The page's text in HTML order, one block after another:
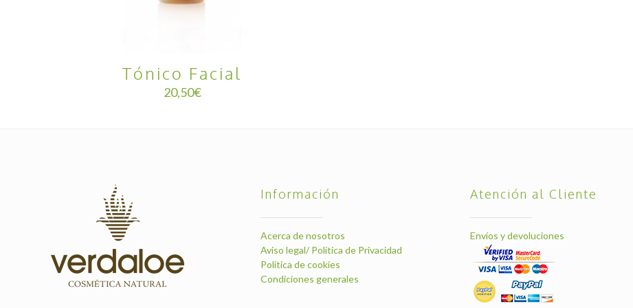
Tónico Facial
20,50€
Información
Acerca de nosotros
Aviso legal/ Política de Privacidad
Política de cookies
Condiciones generales
Atención al Cliente
Envíos y devoluciones